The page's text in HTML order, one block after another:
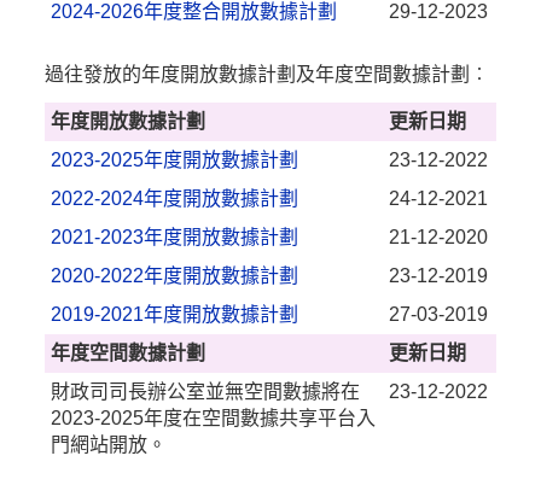
2024-2026年度整合開放數據計劃
29-12-2023
過往發放的年度開放數據計劃及年度空間數據計劃︰
年度開放數據計劃 更新日期
年度空間數據計劃 更新日期
2023-2025年度開放數據計劃 23-12-2022
財政司司長辦公室並無空間數據將在
2023-2025年度在空間數據共享平台入
門網站開放。
23-12-2022
2022-2024年度開放數據計劃
24-12-2021
2021-2023年度開放數據計劃
21-12-2020
2020-2022年度開放數據計劃
23-12-2019
2019-2021年度開放數據計劃
27-03-2019